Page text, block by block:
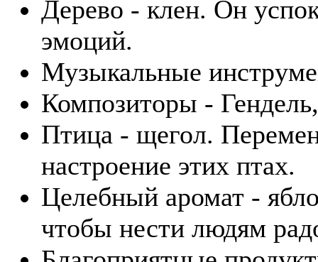
Дерево - клен. Он
эмоций.
Музыкальные
Композиторы -
Птица - щегол.
настроение этих птах.
Целебный аромат -
чтобы нести людям